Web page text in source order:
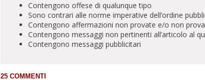
Contengono offese di qualunque tipo
Sono contrari alle norme imperative dell’ordine
Contengono affermazioni non provate e/o non
Contengono messaggi non pertinenti all’articolo al
Contengono messaggi pubblicitari